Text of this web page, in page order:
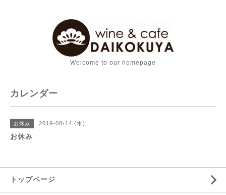
Welcome to our homepage
カレンダー
お休み 2019-08-14 (水)
お休み
トップページ